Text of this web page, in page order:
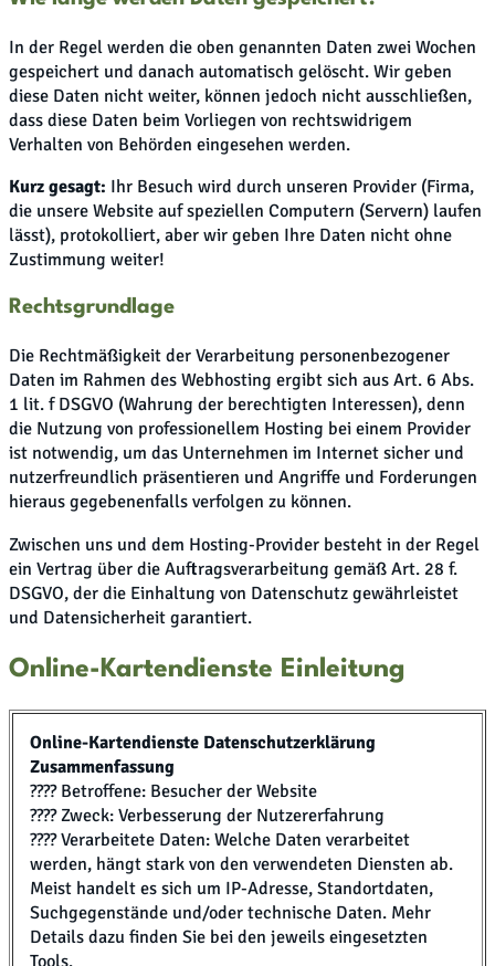
In der Regel werden die oben genannten Daten zwei Wochen
gespeichert und danach automatisch gelöscht. Wir geben
diese Daten nicht weiter, können jedoch nicht ausschließen,
dass diese Daten beim Vorliegen von rechtswidrigem
Verhalten von Behörden eingesehen werden.
Kurz gesagt: Ihr Besuch wird durch unseren Provider (Firma,
die unsere Website auf speziellen Computern (Servern) laufen
lässt), protokolliert, aber wir geben Ihre Daten nicht ohne
Zustimmung weiter!
Rechtsgrundlage
Die Rechtmäßigkeit der Verarbeitung personenbezogener
Daten im Rahmen des Webhosting ergibt sich aus Art. 6 Abs.
1 lit. f DSGVO (Wahrung der berechtigten Interessen), denn
die Nutzung von professionellem Hosting bei einem Provider
ist notwendig, um das Unternehmen im Internet sicher und
nutzerfreundlich präsentieren und Angriffe und Forderungen
hieraus gegebenenfalls verfolgen zu können.
Zwischen uns und dem Hosting-Provider besteht in der Regel
ein Vertrag über die Auftragsverarbeitung gemäß Art. 28 f.
DSGVO, der die Einhaltung von Datenschutz gewährleistet
und Datensicherheit garantiert.
Online-Kartendienste Einleitung
Online-Kartendienste Datenschutzerklärung
Zusammenfassung
???? Betroffene: Besucher der Website
???? Zweck: Verbesserung der Nutzererfahrung
???? Verarbeitete Daten: Welche Daten verarbeitet
werden, hängt stark von den verwendeten Diensten ab.
Meist handelt es sich um IP-Adresse, Standortdaten,
Suchgegenstände und/oder technische Daten. Mehr
Details dazu finden Sie bei den jeweils eingesetzten